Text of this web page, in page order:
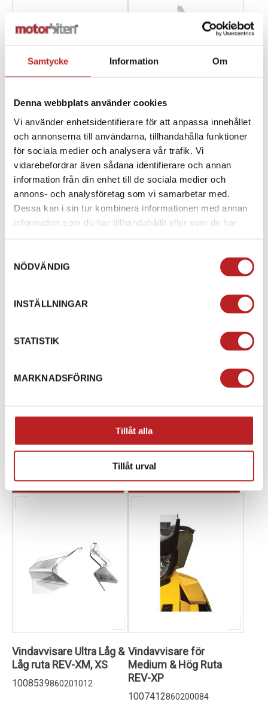
Samtycke Information Om
Denna webbplats använder cookies
Vi använder enhetsidentifierare för att anpassa innehållet
och annonserna till användarna, tillhandahålla funktioner
för sociala medier och analysera vår trafik. Vi
vidarebefordrar även sådana identifierare och annan
information från din enhet till de sociala medier och
annons- och analysföretag som vi samarbetar med.
Dessa kan i sin tur kombinera informationen med annan
information som du har tillhandahållit eller som de har
NÖDVÄNDIG
INSTÄLLNINGAR
STATISTIK
MARKNADSFÖRING
Tillåt alla
Tillåt urval
Vindavvisare Medium &
Högre ruta REV-XM, XS
1008012860201221
4-10 dagar
Lägg i varukorg
Vindavvisare Sidopanel
REV Gen4 (wide)
1008589860201879
490,00 kr
4-10 dagar
Lägg i varukorg
540,00 kr
Lägg i varukorg
1008392
540,00 kr
Lägg i varukorg
Vindavvisare Ultra Låg &
Låg ruta REV-XM, XS
1008539860201012
Vindavvisare för
Medium & Hög Ruta
REV-XP
1007412860200084